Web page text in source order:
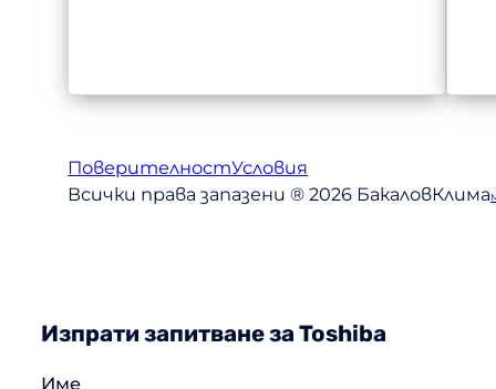
ПоверителностУсловия
Всички права запазени ® 2026 БакаловКлима
Изпрати запитване за Toshiba RAS-
Име